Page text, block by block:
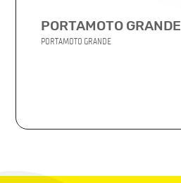
PORTAMOTO GRANDE
PORTAMOTO GRANDE